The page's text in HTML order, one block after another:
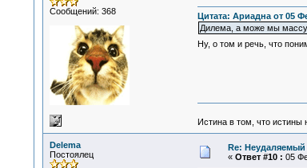
Сообщений: 368
Цитата: Ариадна от 05
Дилема, а може мы массу
Ну, о том и речь, что
Истина в том, что истины
Delema
Постоялец
Re:
« Ответ #10 : 05